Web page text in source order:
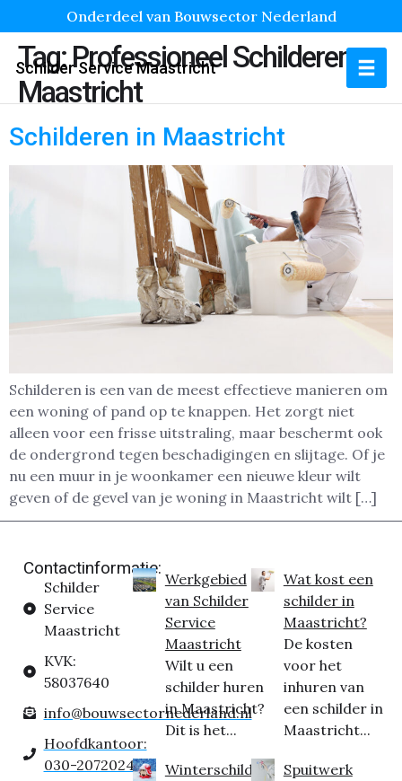
Onderdeel van Bouwsector Nederland
Schilder Service Maastricht
Tag:Professioneel Schilderen
Maastricht
Schilderen in Maastricht
Schilderen is een van de meest effectieve manieren om
een woning of pand op te knappen. Het zorgt niet
alleen voor een frisse uitstraling, maar beschermt ook
de ondergrond tegen beschadigingen en slijtage. Of je
nu een muur in je woonkamer een nieuwe kleur wilt
geven of de gevel van je woning in Maastricht wilt […]
Contactinformatie:
Schilder
Service
Maastricht
KVK:
58037640
info@bouwsectornederland.nl
Hoofdkantoor:
030-2072024
Werkgebied
van Schilder
Service
Maastricht
Wilt u een
schilder huren
in Maastricht?
Dit is het...
Winterschilder
Wat kost een
schilder in
Maastricht?
De kosten
voor het
inhuren van
een schilder in
Maastricht...
Spuitwerk